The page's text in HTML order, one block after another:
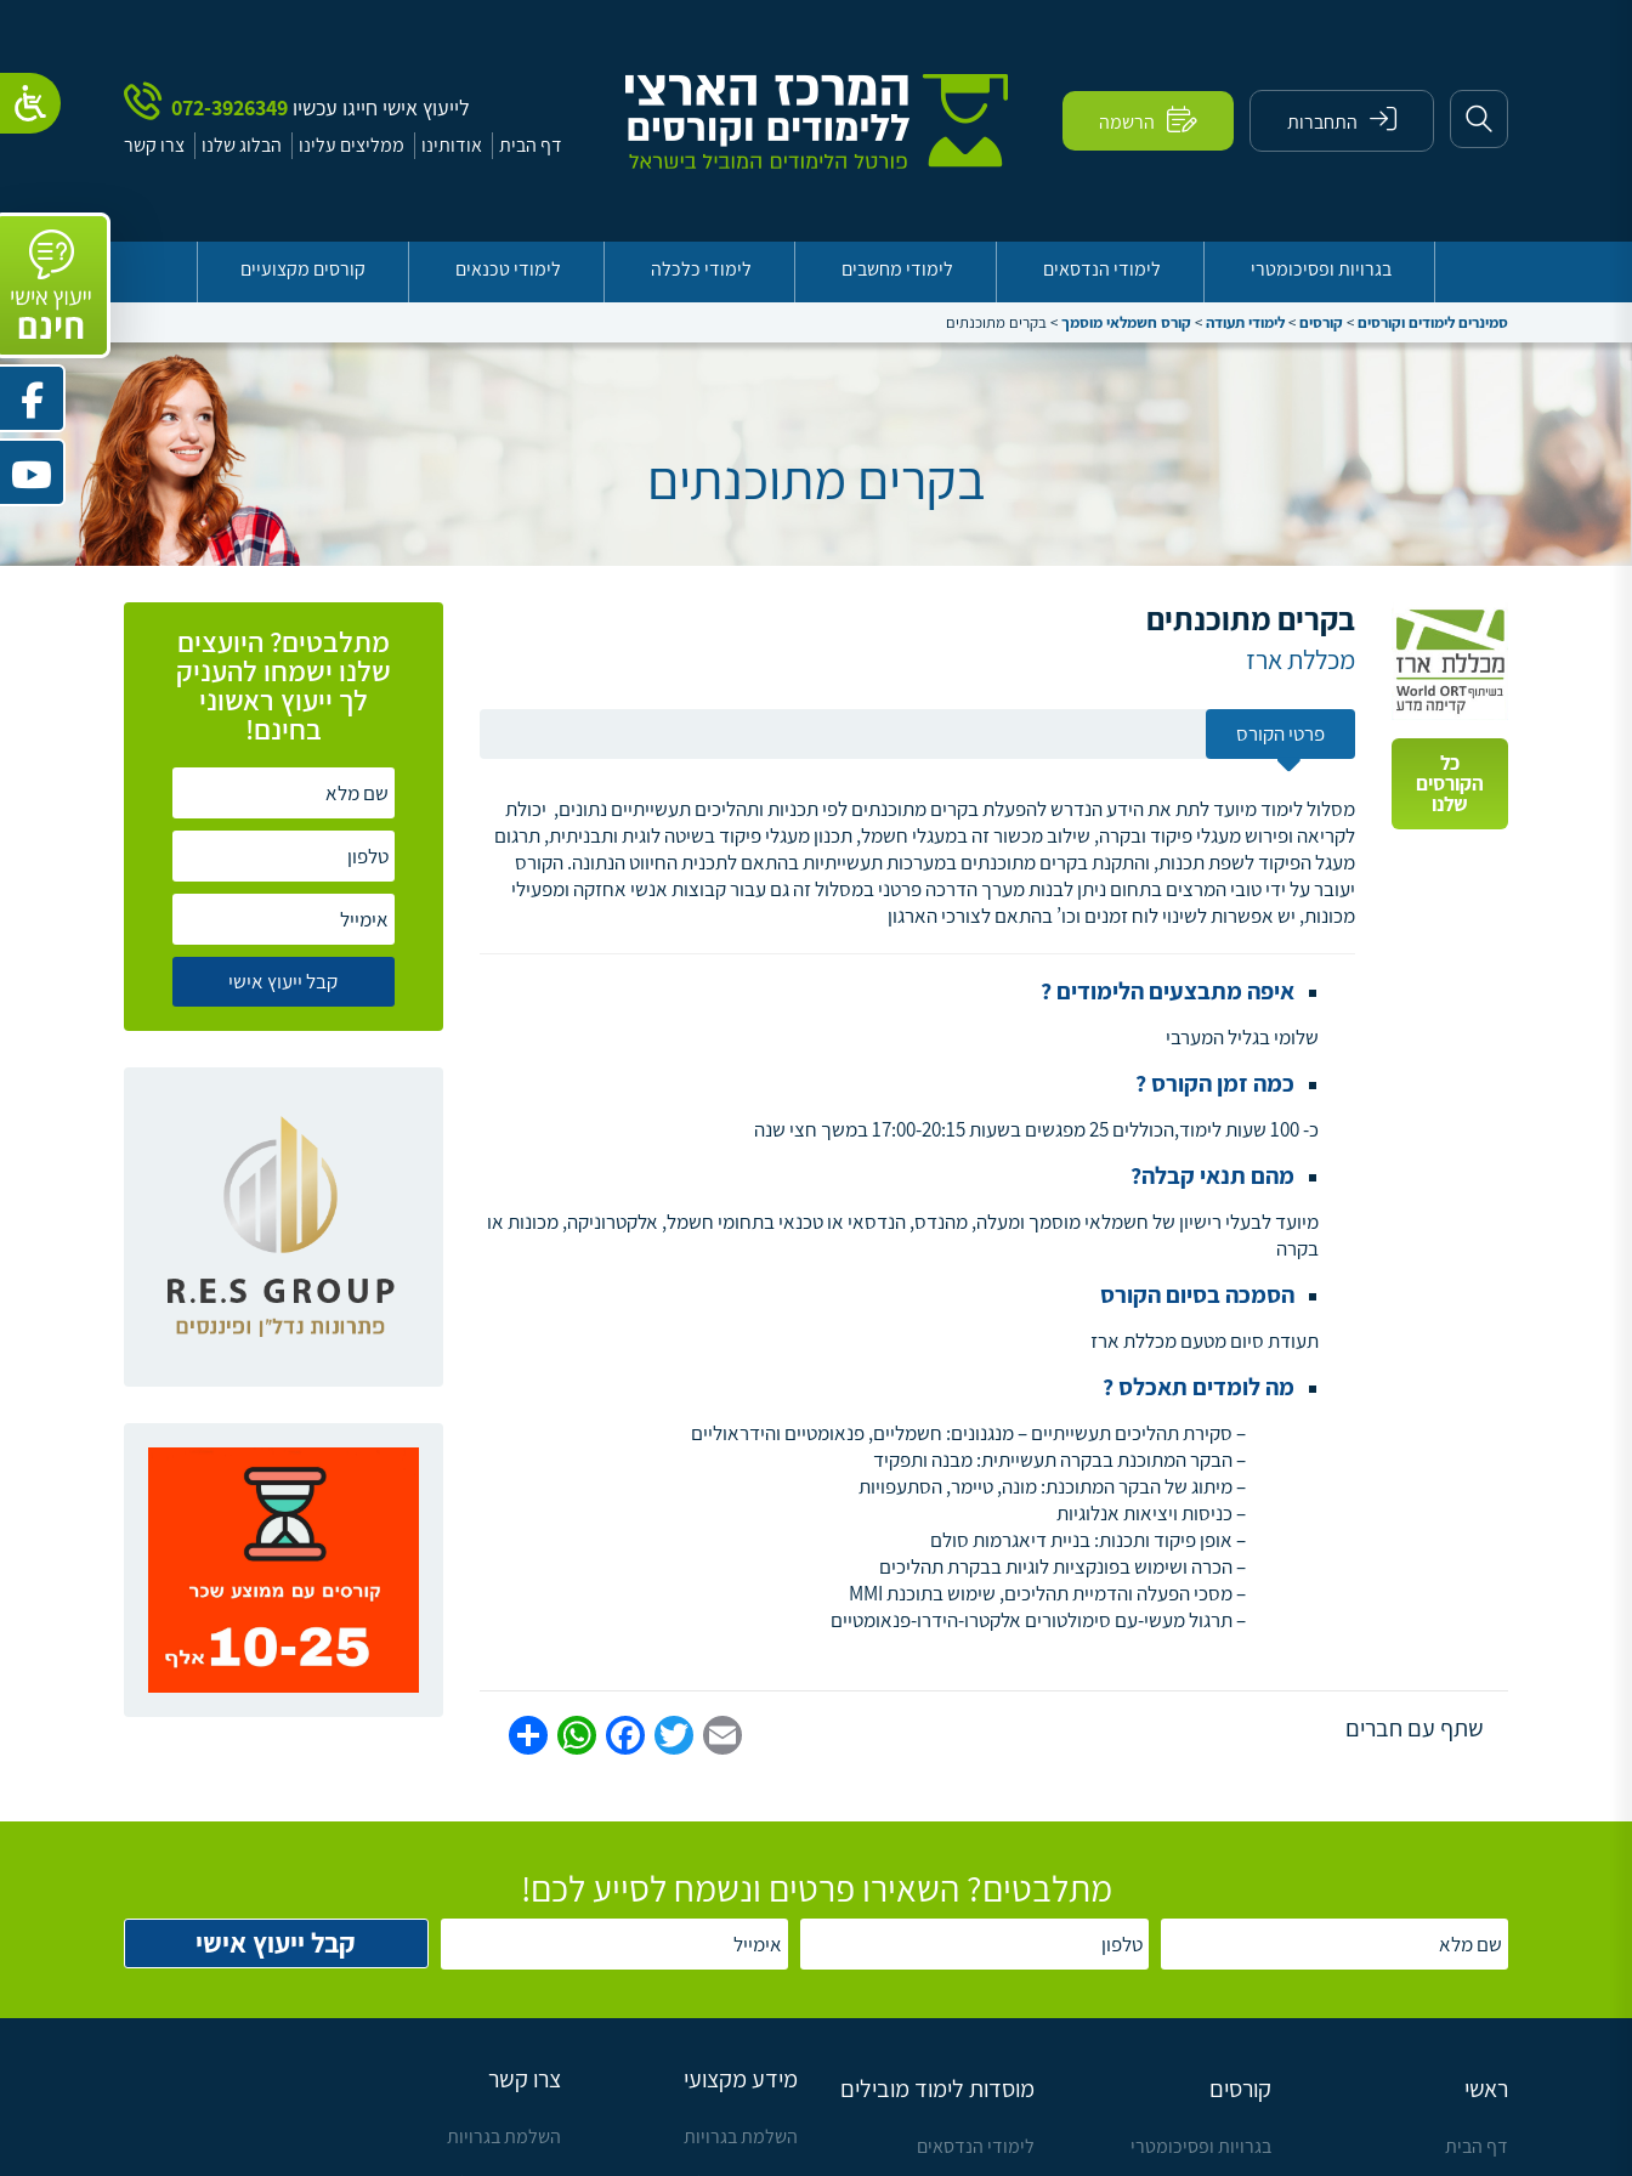
התחברות הרשמה
לייעוץ אישי חייגו עכשיו 072-3926349
דף הבית אודותינו ממליצים עלינו הבלוג שלנו צרו קשר
בגרויות ופסיכומטרי לימודי הנדסאים לימודי מחשבים לימודי כלכלה לימודי טכנאים קורסים מקצועיים
סמינרים לימודים וקורסים>קורסים>לימודי תעודה>קורס חשמלאי מוסמך>בקרים מתוכנתים
בקרים מתוכנתים
כל
הקורסים
שלנו
בקרים מתוכנתים
מכללת ארז
פרטי הקורס
מסלול לימוד מיועד לתת את הידע הנדרש להפעלת בקרים מתוכנתים לפי תכניות ותהליכים תעשייתיים נתונים, יכולת
לקריאה ופירוש מעגלי פיקוד ובקרה, שילוב מכשור זה במעגלי חשמל, תכנון מעגלי פיקוד בשיטה לוגית ותבניתית, תרגום
מעגל הפיקוד לשפת תכנות, והתקנת בקרים מתוכנתים במערכות תעשייתיות בהתאם לתכנית החיווט הנתונה. הקורס
יעובר על ידי טובי המרצים בתחום ניתן לבנות מערך הדרכה פרטני במסלול זה גם עבור קבוצות אנשי אחזקה ומפעילי
מכונות, יש אפשרות לשינוי לוח זמנים וכו’ בהתאם לצורכי הארגון
איפה מתבצעים הלימודים ?
שלומי בגליל המערבי
כמה זמן הקורס ?
כ- 100 שעות לימוד,הכוללים 25 מפגשים בשעות 17:00-20:15 במשך חצי שנה
מהם תנאי קבלה?
מיועד לבעלי רישיון של חשמלאי מוסמך ומעלה, מהנדס, הנדסאי או טכנאי בתחומי חשמל, אלקטרוניקה, מכונות או
בקרה
הסמכה בסיום הקורס
תעודת סיום מטעם מכללת ארז
מה לומדים תאכלס ?
– סקירת תהליכים תעשייתיים – מנגנונים: חשמליים, פנאומטיים והידראוליים
– הבקר המתוכנת בבקרה תעשייתית: מבנה ותפקיד
– מיתוג של הבקר המתוכנת: מונה, טיימר, הסתעפויות
– כניסות ויציאות אנלוגיות
– אופן פיקוד ותכנות: בניית דיאגרמות סולם
– הכרה ושימוש בפונקציות לוגיות בבקרת תהליכים
– מסכי הפעלה והדמיית תהליכים, שימוש בתוכנתMMI
– תרגול מעשי-עם סימולטורים אלקטרו-הידרו-פנאומטיים
שתף עם חברים Email
Twitter
Facebook
WhatsApp
מתלבטים? היועצים
שלנו ישמחו להעניק
לך ייעוץ ראשוני
בחינם!
מתלבטים? השאירו פרטים ונשמח לסייע לכם!
ראשי
דף הבית
קורסים
בגרויות ופסיכומטרי
מוסדות לימוד מובילים
לימודי הנדסאים
מידע מקצועי
השלמת בגרויות
צרו קשר
השלמת בגרויות